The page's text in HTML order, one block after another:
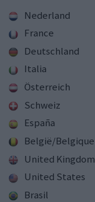
Nederland
France
Deutschland
Italia
Österreich
Schweiz
España
België/Belgique
United Kingdom
United States
Brasil